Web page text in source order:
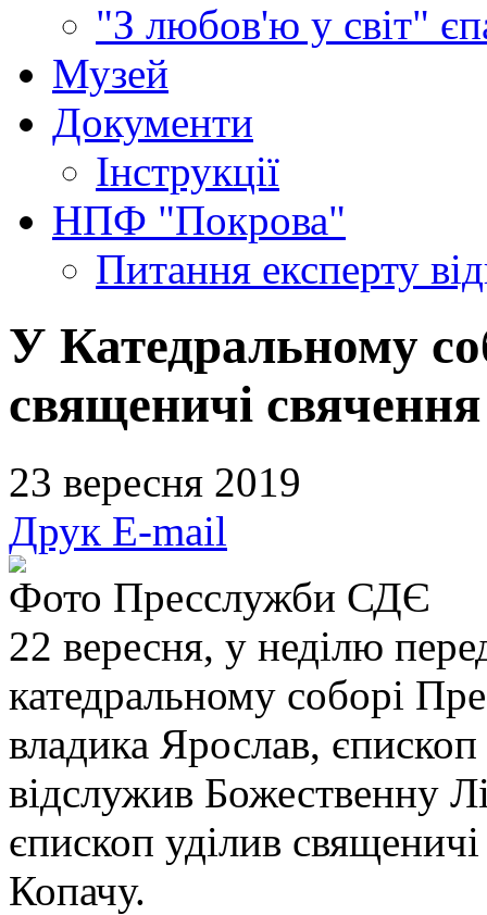
"З любов'ю у світ"
Музей
Документи
Інструкції
НПФ "Покрова"
Питання експерту
У Катедральному
священичі свячення
23 вересня 2019
Друк E-mail
Фото Пресслужби СДЄ
22 вересня, у неділю
катедральному соборі
владика Ярослав,
відслужив Божественну
єпископ уділив
Копачу.